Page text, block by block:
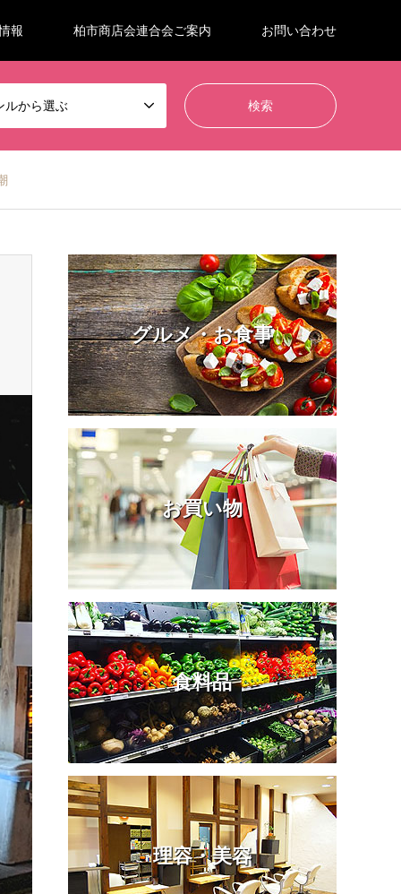
報 柏市商店会連合会ご案内 お問い合わせ
ルから選ぶ
グルメ・お食事
お買い物
食料品
理容・美容